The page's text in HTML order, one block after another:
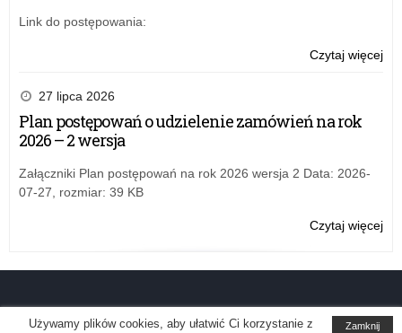
Link do postępowania:
Czytaj więcej
27 lipca 2026
Plan postępowań o udzielenie zamówień na rok
2026 – 2 wersja
Załączniki Plan postępowań na rok 2026 wersja 2 Data: 2026-
07-27, rozmiar: 39 KB
Czytaj więcej
Zamknij
Używamy plików cookies, aby ułatwić Ci korzystanie z